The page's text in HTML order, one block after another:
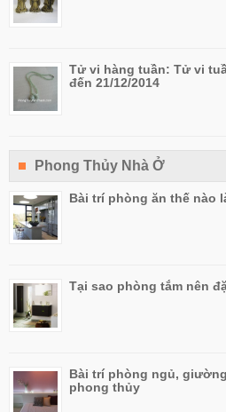
Tử vi hàng tuần: Tử vi
đến 21/12/2014
Phong Thủy Nhà Ở
Bài trí phòng ăn thế nào
Tại sao phòng tắm nên
Bài trí phòng ngủ,
phong thủy